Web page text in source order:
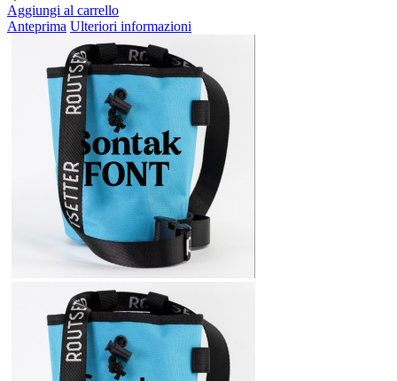
Aggiungi al carrello
Anteprima Ulteriori informazioni